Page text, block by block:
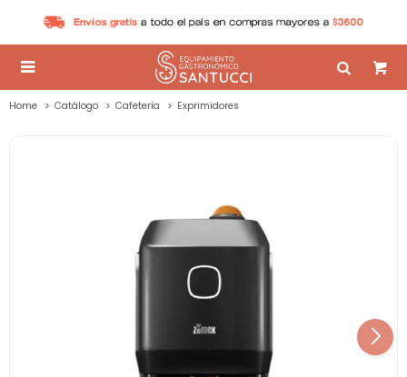

Home Catálogo Cafetería Exprimidores